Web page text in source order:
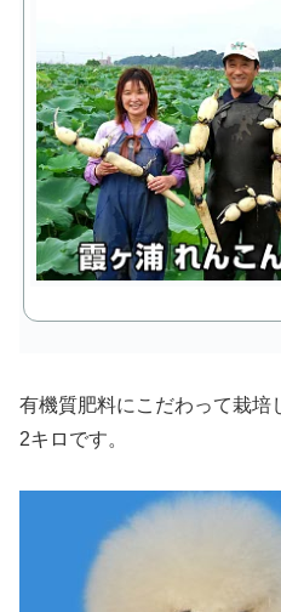
有機質肥料にこだわって栽培
2キロ です。